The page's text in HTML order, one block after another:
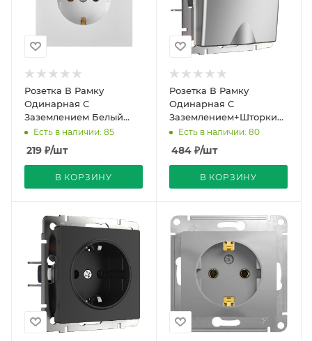
Розетка В Рамку
Одинарная С
Заземлением Белый
глянцевый IP20 16А
Есть в наличии: 85
219 ₽/шт
В КОРЗИНУ
Розетка В Рамку
Одинарная С
Серебряный IP44 16А
250В Универс Werkel
Есть в наличии: 80
484 ₽/шт
В КОРЗИНУ